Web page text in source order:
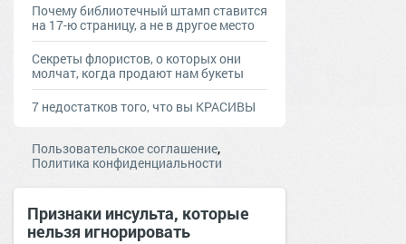
Почему библиотечный штамп ставится
на 17-ю страницу, а не в другое место
Секреты флористов, о которых они
молчат, когда продают нам букеты
7 недостатков того, что вы КРАСИВЫ
Пользовательское соглашение,
Политика конфиденциальности
Признаки инсульта, которые
нельзя игнорировать